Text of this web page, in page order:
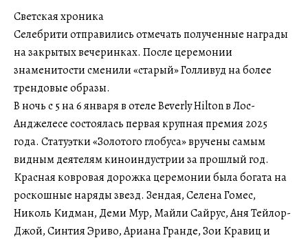
Светская хроника
Селебрити отправились отмечать полученные награды
на закрытых вечеринках. После церемонии
знаменитости сменили «старый» Голливуд на более
трендовые образы.
В ночь с 5 на 6 января в отеле Beverly Hilton в Лос-
Анджелесе состоялась первая крупная премия 2025
года. Статуэтки «Золотого глобуса» вручены самым
видным деятелям киноиндустрии за прошлый год.
Красная ковровая дорожка церемонии была богата на
роскошные наряды звезд. Зендая, Селена Гомес,
Николь Кидман, Деми Мур, Майли Сайрус, Аня Тейлор-
Джой, Синтия Эриво, Ариана Гранде, Зои Кравиц и